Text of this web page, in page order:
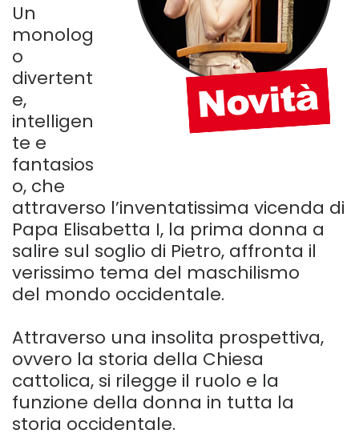
Un
monolog
o
divertent
e,
intelligen
te e
fantasios
o, che
attraverso l’inventatissima vicenda di
Papa Elisabetta I, la prima donna a
salire sul soglio di Pietro, affronta il
verissimo tema del maschilismo
del mondo occidentale.
Attraverso una insolita prospettiva,
ovvero la storia della Chiesa
cattolica, si rilegge il ruolo e la
funzione della donna in tutta la
storia occidentale.